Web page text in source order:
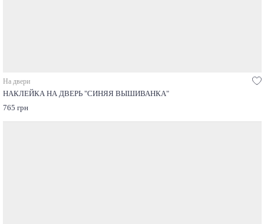
На двери
НАКЛЕЙКА НА ДВЕРЬ "СИНЯЯ ВЫШИВАНКА"
765 грн